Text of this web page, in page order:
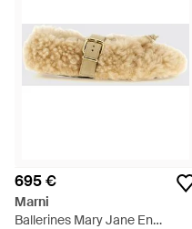
695 €
Marni
Ballerines Mary Jane En